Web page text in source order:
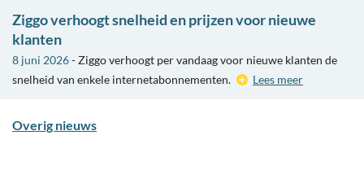
Ziggo verhoogt snelheid en prijzen voor nieuwe
klanten
8 juni 2026- Ziggo verhoogt per vandaag voor nieuwe klanten de
snelheid van enkele internetabonnementen.
Lees meer
Overig nieuws